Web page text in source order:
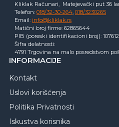
Kliklak Računari, Matejevački put 36
Telefon: 018/32-30-264, 018/3230265
Email: info@kliklak.rs
Matični broj firme: 62865644
PIB (poreski identifikacioni broj):
Šifra delatnosti:
4791 Trgovina na malo posredstvom
INFORMACIJE
Kontakt
Uslovi korišćenja
Politika Privatnosti
Iskustva korisnika